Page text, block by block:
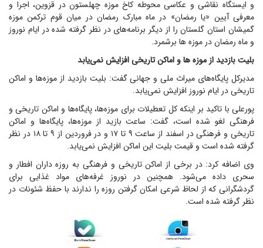
و ایستگاه نقاشی و عکاسی محوطه کاخ موزه چهلستون در قزوین، اجرا و
معرفی آیین «یا رمضان» در ماه مبارک رمضان در میان قوم ترکمن موزه
گمیشان استان گلستان را از دیگر برنامه‌های در نظر گرفته شده در ایام نوروز
و ماه رمضان در موزه ها برشمرد.
بلیت بازدید از موزه ها و اماکن تاریخی افزایش نمی‌یابد
مدیرکل پایگاه‌های میراث ملی و جهانی گفت: بلیت بازدید از موزه‌ها و اماکن
تاریخی در ایام نوروز افزایش نمی‌یابد.
پورعلی با تاکید بر اینکه کل تعطیلات برای موزه‌ها، پایگاه‌ها و اماکن تاریخی و
فرهنگی لغو شده است، گفت: ساعت بازید از موزه‌ها، پایگاه‌ها و اماکن
تاریخی و فرهنگی در اسفند از ساعت ۹ تا ۱۷ و در فروردین از ۹ تا ۱۸ در نظر
گرفته شده است و قیمت بلیت این اماکن افزایش نمی‌یابد.
وی اضافه کرد: در برخی از اماکن تاریخی و فرهنگی به روزه داران افطار و
سحری داده می‌شود. همچنین در نوروز غرفه‌های مواد غذایی برای
گردشگرانی که از لحاظ شرعی امکان گرفتن روزه را ندارند با حفظ شئونات در
نظر گرفته شده است.